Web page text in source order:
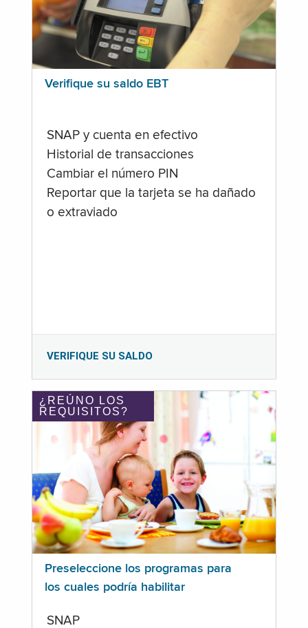
Verifique su saldo EBT
SNAP y cuenta en efectivo
Historial de transacciones
Cambiar el número PIN
Reportar que la tarjeta se ha dañado
o extraviado
VERIFIQUE SU SALDO
¿REÚNO LOS
REQUISITOS?
Preseleccione los programas para
los cuales podría habilitar
SNAP